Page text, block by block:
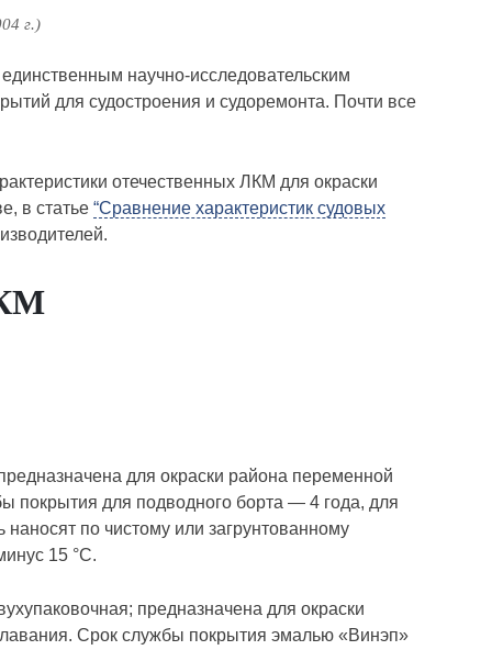
г.)
научно-исследовательским
для судостроения и судоремонта. Почти все
отечественных ЛКМ для окраски
в статье“Сравнение характеристик судовых
для окраски района переменной
покрытия для подводного борта — 4 года, для
наносят по чистому или загрунтованному
15 °С.
предназначена для окраски
Срок службы покрытия эмалью «Винэп»